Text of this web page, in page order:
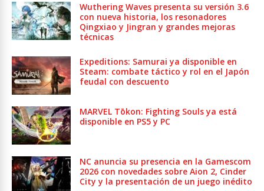
Wuthering Waves presenta su versión 3.6
con nueva historia, los resonadores
Qingxiao y Jingran y grandes mejoras
técnicas
Expeditions: Samurai ya disponible en
Steam: combate táctico y rol en el Japón
feudal con descuento
MARVEL Tōkon: Fighting Souls ya está
disponible en PS5 y PC
NC anuncia su presencia en la Gamescom
2026 con novedades sobre Aion 2, Cinder
City y la presentación de un juego inédito